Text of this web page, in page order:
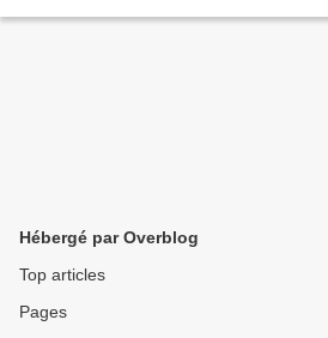
Hébergé par Overblog
Top articles
Pages